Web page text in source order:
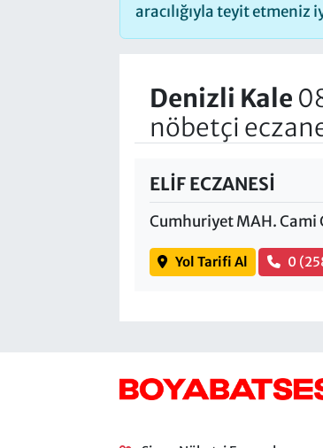
aracılığıyla teyit etmeniz
Denizli Kale
nöbetçi
ELİF ECZANESİ
Cumhuriyet MAH. Cami
Yol Tarifi Al 0